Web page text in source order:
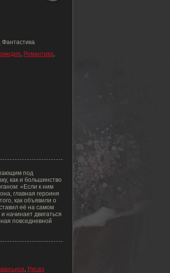
Фантастика
, Романтика,
под
как и большинство
«Если к ним
главная героиня
как объявили о
её на самом
начинает двигаться
повседневной
, Рисаэ